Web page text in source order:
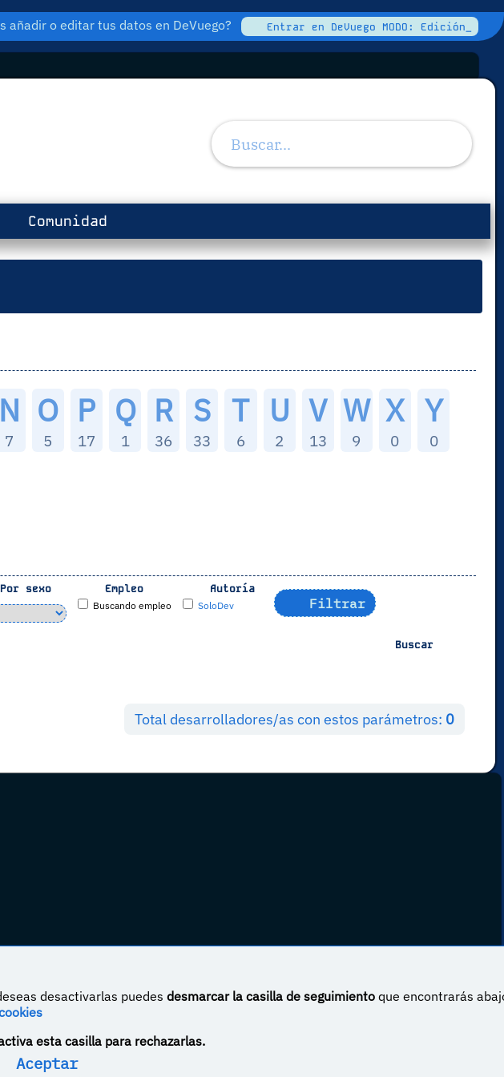
añadir o editar tus datos en DeVuego? Entrar en DeVuego MODO: Edición_
Comunidad
N
7
O
5
P
17
Q
1
R
36
S
33
T
6
U
2
V
13
W
9
X
0
Y
0
Por sexo Empleo
Buscando empleo
Autoría
SoloDev Filtrar
Buscar
Total desarrolladores/as con estos parámetros: 0
NoComercial-CompartirIgual 4.0 Internacional
LATAM DeVuego Portugal
desactivarlas puedes desmarcar la casilla de seguimientoque encontrarás
esta casilla para rechazarlas.
Aceptar